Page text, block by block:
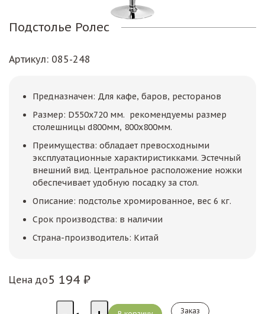
Подстолье Ролес
Артикул: 085-248
Предназначен: Для кафе, баров, ресторанов
Размер: D550х720 мм. рекомендуемы размер
столешницы d800мм, 800х800мм.
Преимущества: обладает превосходными
эксплуатационные характиристикками. Эстечный
внешний вид. Центральное расположение ножки
обеспечивает удобную посадку за стол.
Описание: подстолье хромированное, вес 6 кг.
Срок производства: в наличии
Страна-производитель: Китай
Цена до5 194 ₽
Заказ